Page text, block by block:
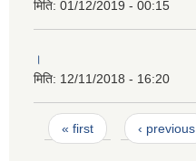
मिति: 01/12/2019 - 00:15
।
मिति: 12/11/2018 - 16:20
Pages
« first ‹ previous